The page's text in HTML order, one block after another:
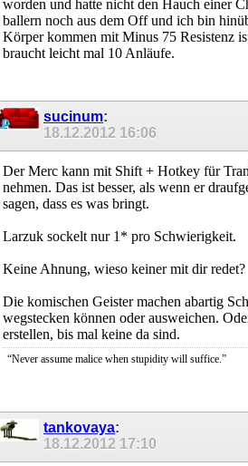
worden und hatte nicht den Hauch einer
ballern noch aus dem Off und ich bin
Körper kommen mit Minus 75 Resistenz
braucht leicht mal 10 Anläufe.
sucinum:
18.12.2012 16:06
Der Merc kann mit Shift + Hotkey für
nehmen. Das ist besser, als wenn er
sagen, dass es was bringt.
Larzuk sockelt nur 1* pro Schwierigkeit.
Keine Ahnung, wieso keiner mit dir redet?
Die komischen Geister machen abartig
wegstecken können oder ausweichen.
erstellen, bis mal keine da sind.
“Never assume malice when stupidity will suffice.”
tankovaya:
18.12.2012 17:10